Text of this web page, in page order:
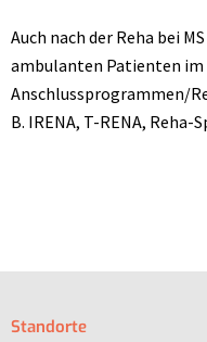
Auch nach der Reha bei
ambulanten Patienten im
Anschlussprogrammen/
B. IRENA, T-RENA,
Standorte